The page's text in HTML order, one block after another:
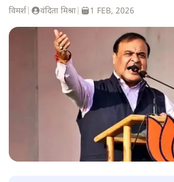
विमर्श वंदिता मिश्रा 1 FEB, 2026